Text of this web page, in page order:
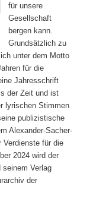
für unsere
Gesellschaft
bergen kann.
Grundsätzlich zu
unter dem Motto
für die
Jahresschrift
der Zeit und ist
lyrischen Stimmen
publizistische
Alexander-Sacher-
Verdienste für die
2024 wird der
seinem Verlag
der